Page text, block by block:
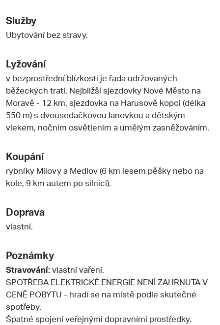
Služby
Ubytování bez stravy.
Lyžování
v bezprostřední blízkosti je řada udržovaných
běžeckých tratí. Nejbližší sjezdovky Nové Město na
Moravě - 12 km, sjezdovka na Harusově kopci (délka
550 m) s dvousedačkovou lanovkou a dětským
vlekem, nočním osvětlením a umělým zasněžováním.
Koupání
rybníky Milovy a Medlov (6 km lesem pěšky nebo na
kole, 9 km autem po silnici).
Doprava
vlastní.
Poznámky
Stravování:vlastní vaření.
SPOTŘEBA ELEKTRICKÉ ENERGIE NENÍ ZAHRNUTA V
CENĚ POBYTU - hradí se na místě podle skutečné
spotřeby.
Špatné spojení veřejnými dopravními prostředky.